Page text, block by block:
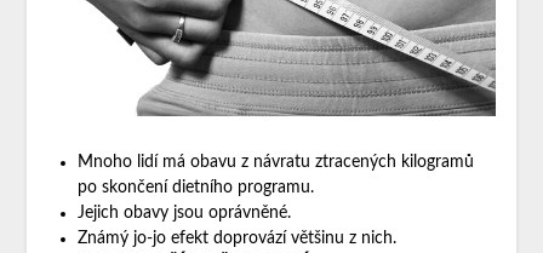
Mnoho lidí má obavu z návratu ztracených kilogramů
po skončení dietního programu.
Jejich obavy jsou oprávněné.
Známý jo-jo efekt doprovází většinu z nich.